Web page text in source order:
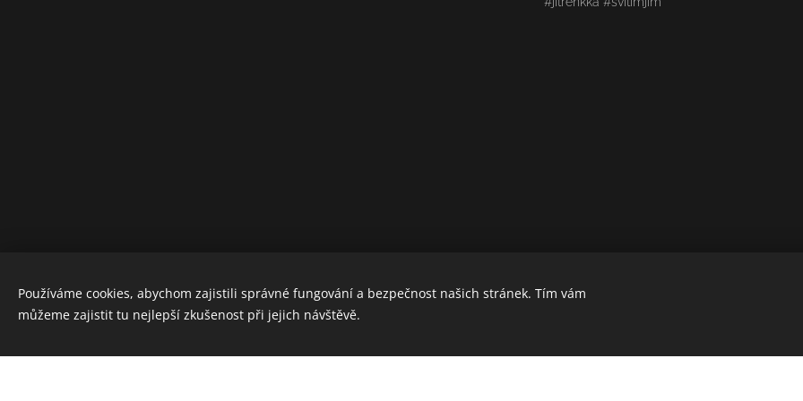
Používáme cookies, abychom zajistili správné fungování a bezpečnost našich stránek. Tím vám
můžeme zajistit tu nejlepší zkušenost při jejich návštěvě.